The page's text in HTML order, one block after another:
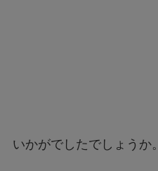
いかがでしたでしょうか。